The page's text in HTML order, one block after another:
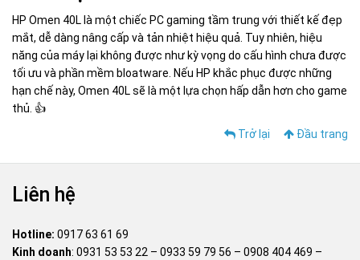
HP Omen 40L là một chiếc PC gaming tầm trung với thiết kế đẹp
mắt, dễ dàng nâng cấp và tản nhiệt hiệu quả. Tuy nhiên, hiệu
năng của máy lại không được như kỳ vọng do cấu hình chưa được
tối ưu và phần mềm bloatware. Nếu HP khắc phục được những
hạn chế này, Omen 40L sẽ là một lựa chọn hấp dẫn hơn cho game
thủ. 👍
Trở lại
Đầu trang
Liên hệ
Hotline: 0917 63 61 69
Kinh doanh: 0931 53 53 22 – 0933 59 79 56 – 0908 404 469 –